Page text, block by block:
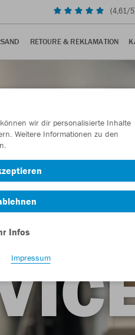
(4,61/
RETOURE & REKLAMATION
wir dir personalisierte Inhalte
Weitere Informationen zu den
Infos
Impressum